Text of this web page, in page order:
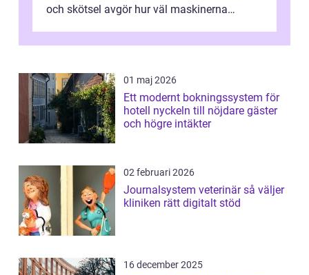
och skötsel avgör hur väl maskinerna
01 maj 2026
Ett modernt bokningssystem för
hotell nyckeln till nöjdare gäster
och högre intäkter
02 februari 2026
Journalsystem veterinär så väljer
kliniken rätt digitalt stöd
16 december 2025